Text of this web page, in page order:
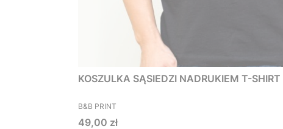
KOSZULKA SĄSIEDZI NADRUKIEM T-
PRODUCENT
B&B PRINT
Cena
49,00 zł